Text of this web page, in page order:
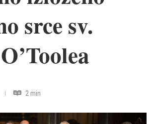
srce sv.
2 min